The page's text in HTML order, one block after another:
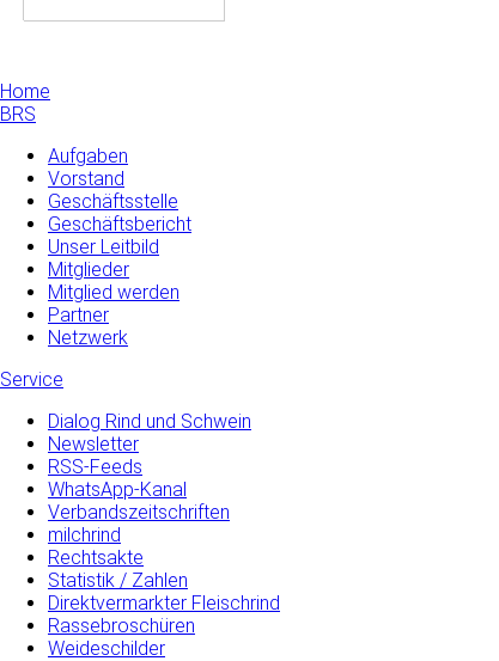
Home
BRS
Aufgaben
Vorstand
Geschäftsstelle
Geschäftsbericht
Unser Leitbild
Mitglieder
Mitglied werden
Partner
Netzwerk
Service
Dialog Rind und Schwein
Newsletter
RSS-Feeds
WhatsApp-Kanal
Verbandszeitschriften
milchrind
Rechtsakte
Statistik / Zahlen
Direktvermarkter Fleischrind
Rassebroschüren
Weideschilder